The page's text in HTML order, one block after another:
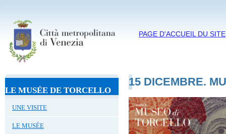
PAGE D'ACCUEIL DU SITE
LE MUSÉE DE TORCELLO
UNE VISITE
LE MUSÉE
15 DICEMBRE.